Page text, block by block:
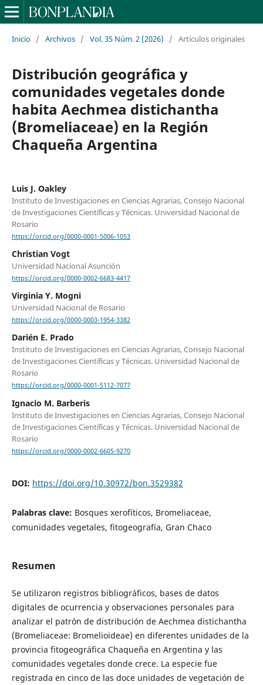
Inicio / Archivos / Vol. 35 Núm. 2 (2026) / Artículos originales
Distribución geográfica y
comunidades vegetales donde
habita Aechmea distichantha
(Bromeliaceae) en la Región
Chaqueña Argentina
Luis J. Oakley
Instituto de Investigaciones en Ciencias Agrarias, Consejo Nacional
de Investigaciones Científicas y Técnicas. Universidad Nacional de
Rosario
https://orcid.org/0000-0001-5006-1053
Christian Vogt
Universidad Nacional Asunción
https://orcid.org/0000-0002-6683-4417
Virginia Y. Mogni
Universidad Nacional de Rosario
https://orcid.org/0000-0003-1954-3382
Darién E. Prado
Instituto de Investigaciones en Ciencias Agrarias, Consejo Nacional
de Investigaciones Científicas y Técnicas. Universidad Nacional de
Rosario
https://orcid.org/0000-0001-5112-7077
Ignacio M. Barberis
Instituto de Investigaciones en Ciencias Agrarias, Consejo Nacional
de Investigaciones Científicas y Técnicas. Universidad Nacional de
Rosario
https://orcid.org/0000-0002-6605-9270
DOI: https://doi.org/10.30972/bon.3529382
Palabras clave: Bosques xerofíticos, Bromeliaceae,
comunidades vegetales, fitogeografía, Gran Chaco
Resumen
Se utilizaron registros bibliográficos, bases de datos
digitales de ocurrencia y observaciones personales para
analizar el patrón de distribución de Aechmea distichantha
(Bromeliaceae: Bromelioideae) en diferentes unidades de la
provincia fitogeográfica Chaqueña en Argentina y las
comunidades vegetales donde crece. La especie fue
registrada en cinco de las doce unidades de vegetación de